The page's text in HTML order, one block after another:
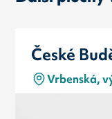
České
Vrbenská,